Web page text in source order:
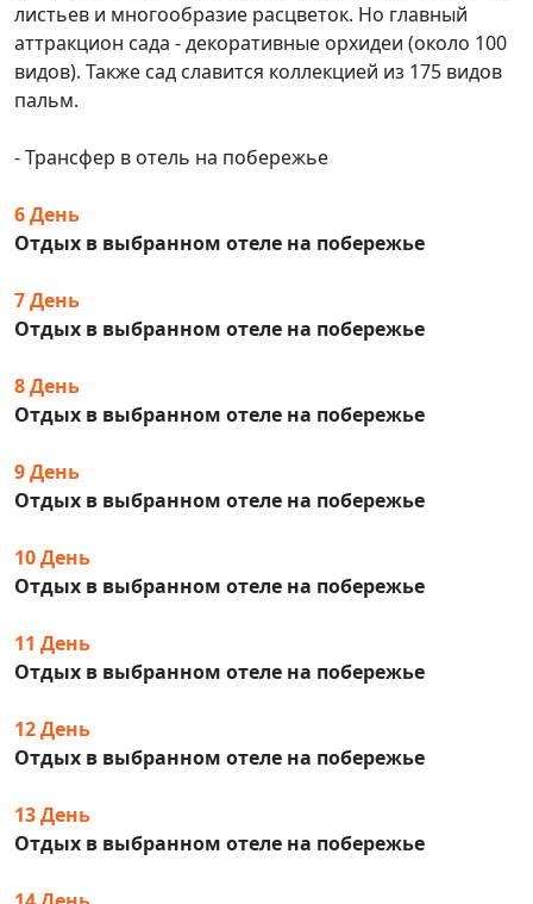
листьев и многообразие расцветок. Но главный
аттракцион сада - декоративные орхидеи (около 100
видов). Также сад славится коллекцией из 175 видов
пальм.
- Трансфер в отель на побережье
6 День
Отдых в выбранном отеле на побережье
7 День
Отдых в выбранном отеле на побережье
8 День
Отдых в выбранном отеле на побережье
9 День
Отдых в выбранном отеле на побережье
10 День
Отдых в выбранном отеле на побережье
11 День
Отдых в выбранном отеле на побережье
12 День
Отдых в выбранном отеле на побережье
13 День
Отдых в выбранном отеле на побережье